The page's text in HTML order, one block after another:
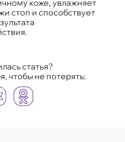
коже, увлажняет
стоп и способствует
статья?
чтобы не потерять: